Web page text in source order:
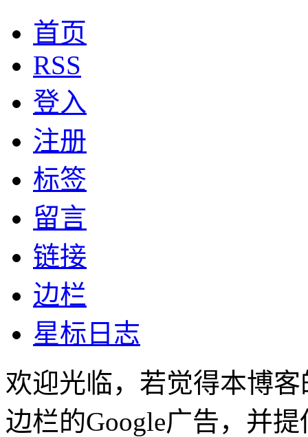
首页
RSS
登入
注册
标签
留言
链接
边栏
星标日志
欢迎光临，若觉得本博
边栏的Google广告，并